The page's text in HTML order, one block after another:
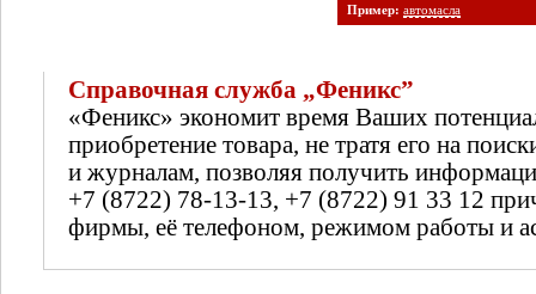
Пример: автомасла
Справочная служба „Феникс”
«Феникс» экономит время Ваших
приобретение товара, не тратя его на
и журналам, позволяя получить
+7 (8722) 78-13-13, +7 (8722) 91 33 12
фирмы, её телефоном, режимом работы и